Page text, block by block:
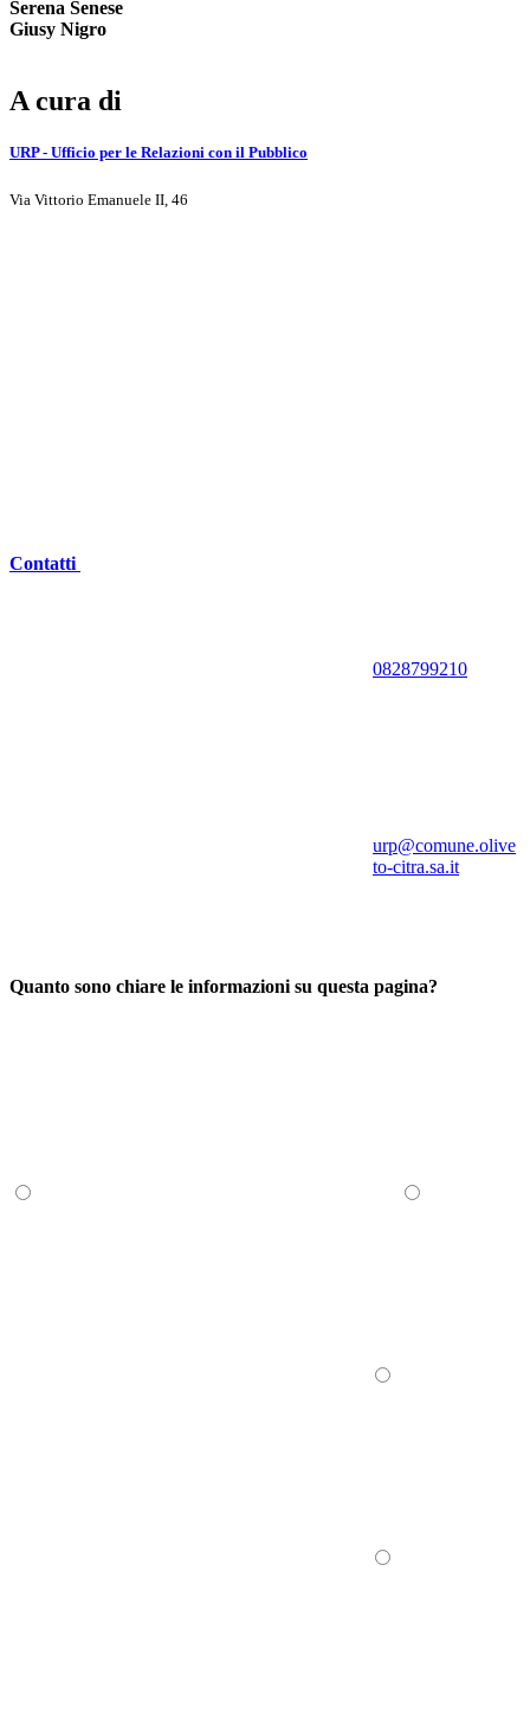
Serena Senese
Giusy Nigro
A cura di
URP - Ufficio per le Relazioni con il Pubblico
Via Vittorio Emanuele II, 46
Contatti
0828799210
urp@comune.olive
to-citra.sa.it
Quanto sono chiare le informazioni su questa pagina?